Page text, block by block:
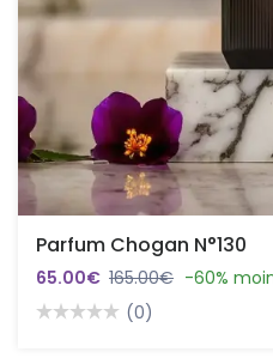
Parfum Chogan N°130
65.00€ 165.00€ -60%
(0)